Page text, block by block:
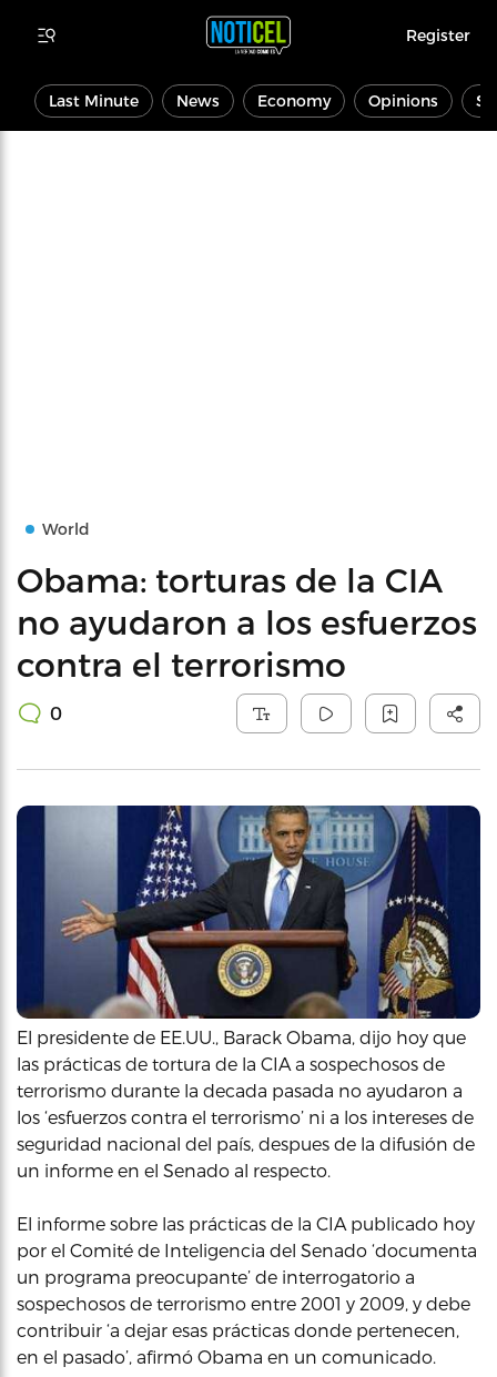
Register
Last Minute News Economy Opinions
World
Obama: torturas de la CIA
no ayudaron a los esfuerzos
contra el terrorismo
0
El presidente de EE.UU., Barack Obama, dijo hoy que
las prácticas de tortura de la CIA a sospechosos de
terrorismo durante la decada pasada no ayudaron a
los ‘esfuerzos contra el terrorismo’ ni a los intereses de
seguridad nacional del país, despues de la difusión de
un informe en el Senado al respecto.
El informe sobre las prácticas de la CIA publicado hoy
por el Comité de Inteligencia del Senado ‘documenta
un programa preocupante’ de interrogatorio a
sospechosos de terrorismo entre 2001 y 2009, y debe
contribuir ‘a dejar esas prácticas donde pertenecen,
en el pasado’, afirmó Obama en un comunicado.